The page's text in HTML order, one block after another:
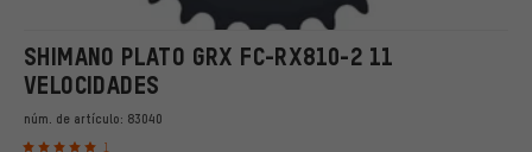
SHIMANO PLATO GRX FC-RX810-2 11
VELOCIDADES
núm. de artículo: 83040
1